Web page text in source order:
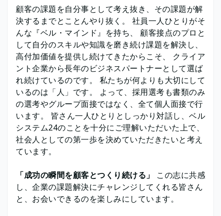
顧客の課題を自分事として考え抜き、その課題が解
決するまでとことんやり抜く。 社員一人ひとりがそ
んな『ベル・マインド』を持ち、 顧客接点のプロと
して自分のスキルや知識を磨き続け課題を解決し、
高付加価値を提供し続けてきたからこそ、 クライア
ント企業から長年のビジネスパートナーとして選ば
れ続けているのです。 私たちが何よりも大切にして
いるのは「人」です。 よって、採用選考も書類のみ
の選考やグループ面接ではなく、全て個人面接で行
います。 皆さん一人ひとりとしっかり対話し、ベル
システム24のことを十分にご理解いただいた上で、
社会人としての第一歩を決めていただきたいと考え
ています。
「成功の瞬間を顧客とつくり続ける」
この志に共感
し、企業の課題解決にチャレンジしてくれる皆さん
と、お会いできるのを楽しみにしています。